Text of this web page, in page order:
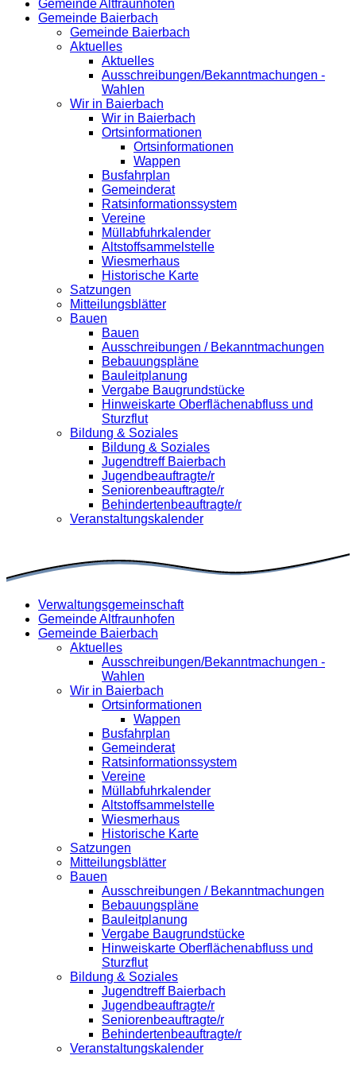
Gemeinde Altfraunhofen
Gemeinde Baierbach
Gemeinde Baierbach
Aktuelles
Aktuelles
Ausschreibungen/Bekanntmachungen -
Wahlen
Wir in Baierbach
Wir in Baierbach
Ortsinformationen
Ortsinformationen
Wappen
Busfahrplan
Gemeinderat
Ratsinformationssystem
Vereine
Müllabfuhrkalender
Altstoffsammelstelle
Wiesmerhaus
Historische Karte
Satzungen
Mitteilungsblätter
Bauen
Bauen
Ausschreibungen / Bekanntmachungen
Bebauungspläne
Bauleitplanung
Vergabe Baugrundstücke
Hinweiskarte Oberflächenabfluss und
Sturzflut
Bildung & Soziales
Bildung & Soziales
Jugendtreff Baierbach
Jugendbeauftragte/r
Seniorenbeauftragte/r
Behindertenbeauftragte/r
Veranstaltungskalender
Verwaltungsgemeinschaft
Gemeinde Altfraunhofen
Gemeinde Baierbach
Aktuelles
Ausschreibungen/Bekanntmachungen -
Wahlen
Wir in Baierbach
Ortsinformationen
Wappen
Busfahrplan
Gemeinderat
Ratsinformationssystem
Vereine
Müllabfuhrkalender
Altstoffsammelstelle
Wiesmerhaus
Historische Karte
Satzungen
Mitteilungsblätter
Bauen
Ausschreibungen / Bekanntmachungen
Bebauungspläne
Bauleitplanung
Vergabe Baugrundstücke
Hinweiskarte Oberflächenabfluss und
Sturzflut
Bildung & Soziales
Jugendtreff Baierbach
Jugendbeauftragte/r
Seniorenbeauftragte/r
Behindertenbeauftragte/r
Veranstaltungskalender